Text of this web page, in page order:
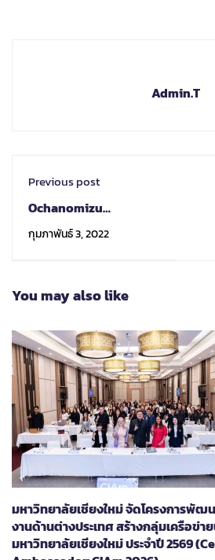
Admin.T
Previous post
Ochanomizu
University : Invitation
of the Ocha Summer
กุมภาพันธ์ 3, 2022
You may also like
มหาวิทยาลัยเชียงใหม่ จัดโครงการพัฒ
งานด้านต่างประเทศ สร้างกลุ่มเครือข่
มหาวิทยาลัยเชียงใหม่ ประจำปี 2569